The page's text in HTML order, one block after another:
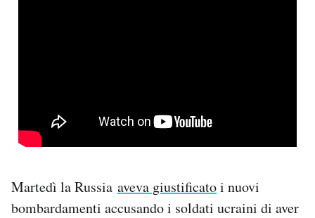
Martedì la Russia aveva giustificatoi nuovi
bombardamenti accusando i soldati ucraini di aver